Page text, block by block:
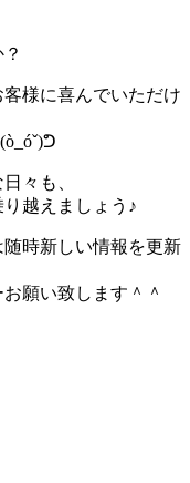
様に喜んでいただけ
々も、
越えましょう♪
時新しい情報を更新
願い致します＾＾